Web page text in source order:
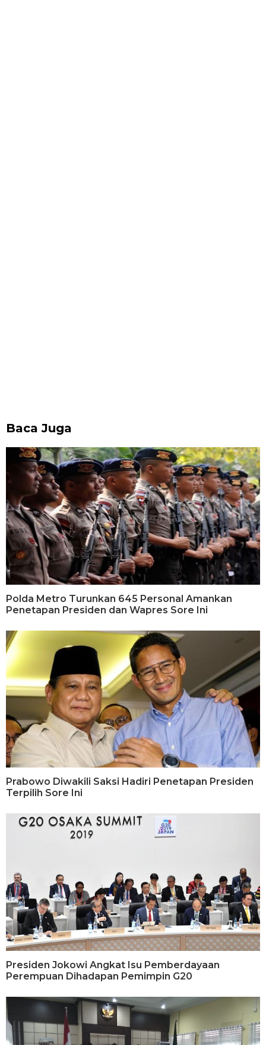
Baca Juga
Polda Metro Turunkan 645 Personal Amankan
Penetapan Presiden dan Wapres Sore Ini
Prabowo Diwakili Saksi Hadiri Penetapan Presiden
Terpilih Sore Ini
Presiden Jokowi Angkat Isu Pemberdayaan
Perempuan Dihadapan Pemimpin G20